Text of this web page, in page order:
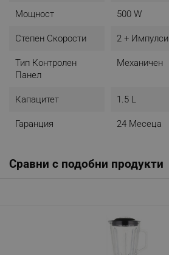
Мощност 500 W
Степен Скорости 2 + Импулси
Тип Контролен
Панел
Механичен
Капацитет 1.5 L
Гаранция 24 Месеца
Сравни с подобни продукти